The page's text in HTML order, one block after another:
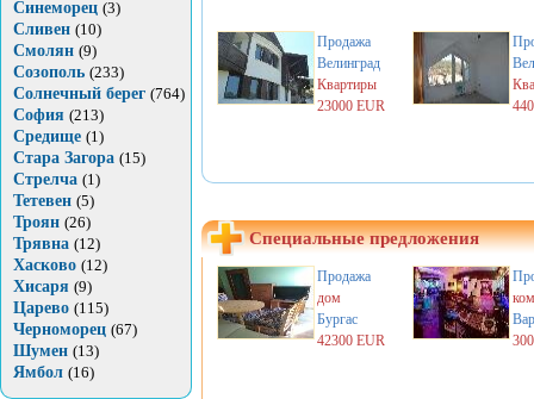
Синеморец (3)
Сливен (10)
Смолян (9)
Созополь (233)
Солнечный берег (764)
София (213)
Средище (1)
Стара Загора (15)
Стрелча (1)
Тетевен (5)
Троян (26)
Трявна (12)
Хасково (12)
Хисаря (9)
Царево (115)
Черноморец (67)
Шумен (13)
Ямбол (16)
Продажа
Велинград
Квартиры
23000 EUR
Специальные предложения
Продажа
дом
Бургас
42300 EUR